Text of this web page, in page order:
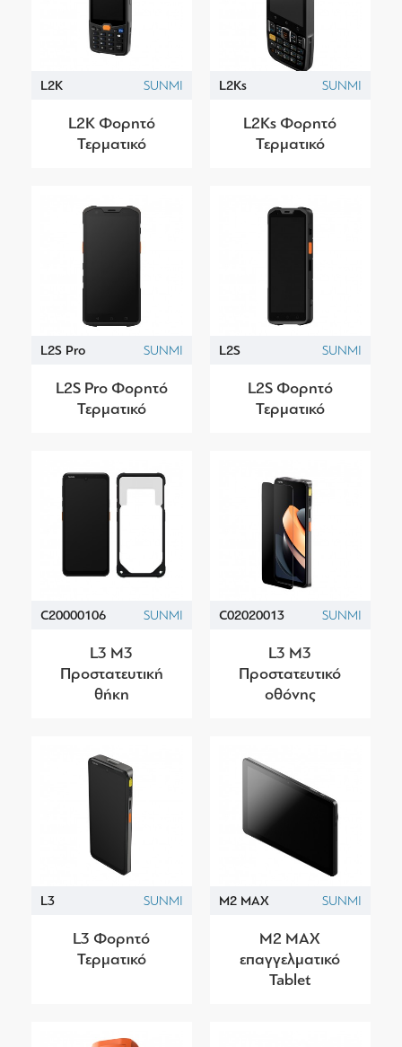
L2K SUNMI
L2K Φορητό
Τερματικό
L2Ks SUNMI
L2Ks Φορητό
Τερματικό
L2S Pro SUNMI
L2S Pro Φορητό
Τερματικό
L2S SUNMI
L2S Φορητό
Τερματικό
C20000106 SUNMI
L3 M3
Προστατευτική
θήκη
C02020013 SUNMI
L3 M3
Προστατευτικό
οθόνης
L3 SUNMI
L3 Φορητό
Τερματικό
M2 MAX SUNMI
M2 MAX
επαγγελματικό
Tablet